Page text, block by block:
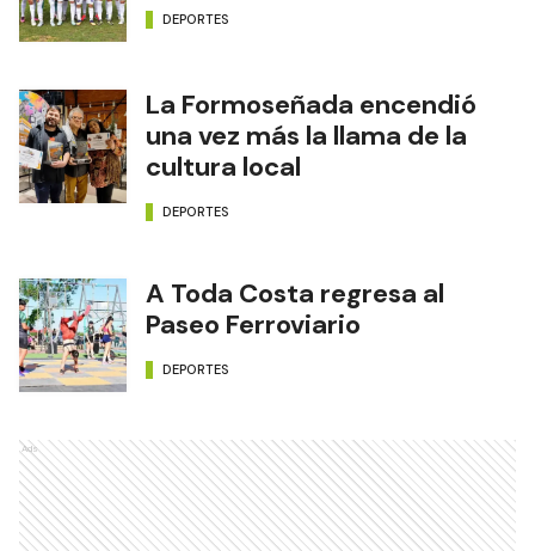
DEPORTES
La Formoseñada encendió
una vez más la llama de la
cultura local
DEPORTES
A Toda Costa regresa al
Paseo Ferroviario
DEPORTES
Ads